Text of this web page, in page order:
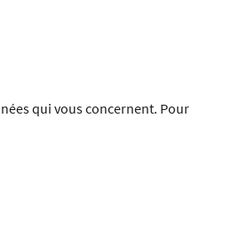
qui vous concernent. Pour